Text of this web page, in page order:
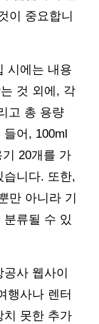
이 중요합니
시에는 내용
것 외에, 각
고 총 용량
어, 100ml
20개를 가
습니다. 또한,
만 아니라 기
류될 수 있
사 웹사이
행사나 렌터
치 못한 추가